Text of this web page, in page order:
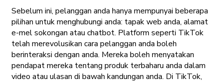
Sebelum ini, pelanggan anda hanya mempunyai beberapa
pilihan untuk menghubungi anda: tapak web anda, alamat
e-mel sokongan atau chatbot. Platform seperti TikTok
telah merevolusikan cara pelanggan anda boleh
berinteraksi dengan anda. Mereka boleh menyatakan
pendapat mereka tentang produk terbaharu anda dalam
video atau ulasan di bawah kandungan anda. Di TikTok,